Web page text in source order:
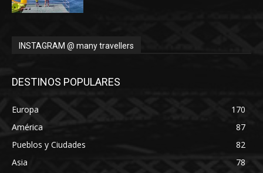
INSTAGRAM @ many travellers
DESTINOS POPULARES
Europa
170
América
87
Pueblos y Ciudades
82
Asia
78